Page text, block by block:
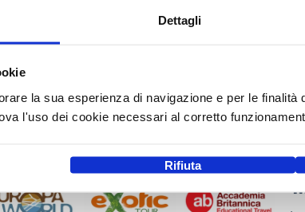
Dettagli
la sua esperienza di navigazione e per le finalità
l'uso dei cookie necessari al corretto
Rifiuta